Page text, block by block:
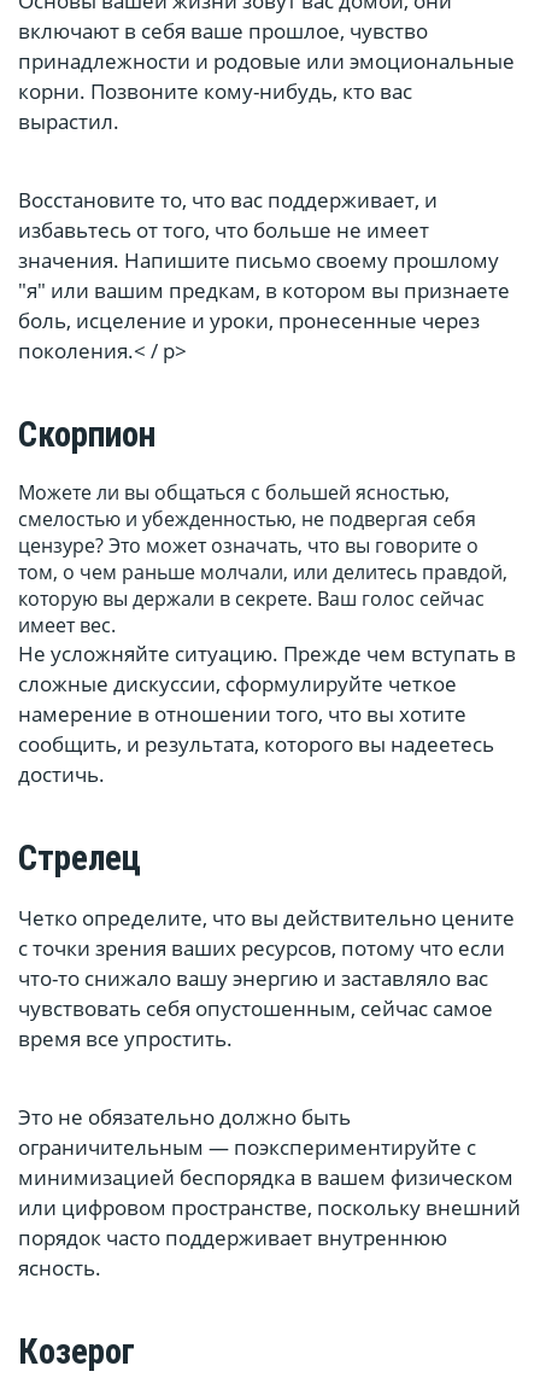
включают в себя ваше прошлое, чувство
принадлежности и родовые или эмоциональные
корни. Позвоните кому-нибудь, кто вас
вырастил.
Восстановите то, что вас поддерживает, и
избавьтесь от того, что больше не имеет
значения. Напишите письмо своему прошлому
"я" или вашим предкам, в котором вы признаете
боль, исцеление и уроки, пронесенные через
поколения.< / p>
Скорпион
Можете ли вы общаться с большей ясностью,
смелостью и убежденностью, не подвергая себя
цензуре? Это может означать, что вы говорите о
том, о чем раньше молчали, или делитесь правдой,
которую вы держали в секрете. Ваш голос сейчас
имеет вес.
Не усложняйте ситуацию. Прежде чем вступать в
сложные дискуссии, сформулируйте четкое
намерение в отношении того, что вы хотите
сообщить, и результата, которого вы надеетесь
достичь.
Стрелец
Четко определите, что вы действительно цените
с точки зрения ваших ресурсов, потому что если
что-то снижало вашу энергию и заставляло вас
чувствовать себя опустошенным, сейчас самое
время все упростить.
Это не обязательно должно быть
ограничительным — поэкспериментируйте с
минимизацией беспорядка в вашем физическом
или цифровом пространстве, поскольку внешний
порядок часто поддерживает внутреннюю
ясность.
Козерог